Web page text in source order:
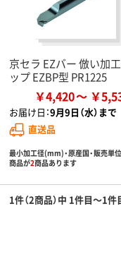
京セラ EZバー 倣い加
ップ EZBP型 PR1225
￥4,420 ￥
お届け日：9月9日（水）まで
直送品
最小加工径(mm)・原産国・販売単
商品が2商品あります
1件（2商品）中 1件目～1件